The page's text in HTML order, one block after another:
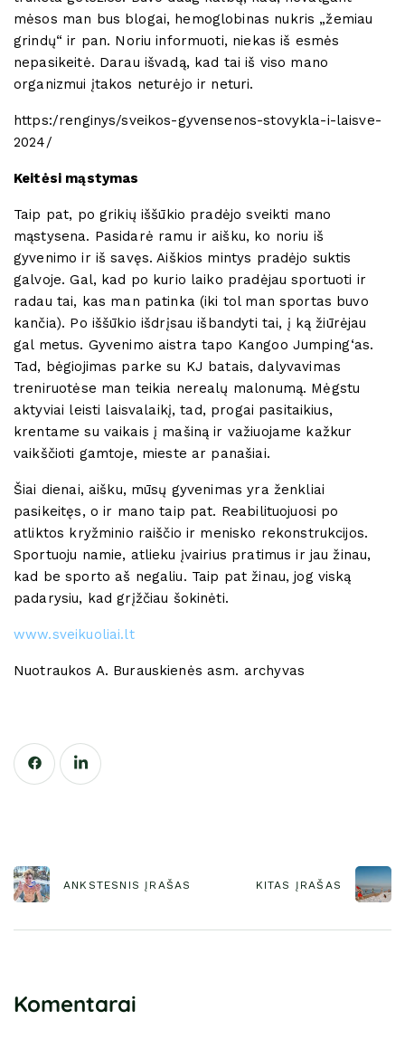
mėsos man bus blogai, hemoglobinas nukris „žemiau
grindų“ ir pan. Noriu informuoti, niekas iš esmės
nepasikeitė. Darau išvadą, kad tai iš viso mano
organizmui įtakos neturėjo ir neturi.
https:/renginys/sveikos-gyvensenos-stovykla-i-laisve-
2024/
Keitėsi mąstymas
Taip pat, po grikių iššūkio pradėjo sveikti mano
mąstysena. Pasidarė ramu ir aišku, ko noriu iš
gyvenimo ir iš savęs. Aiškios mintys pradėjo suktis
galvoje. Gal, kad po kurio laiko pradėjau sportuoti ir
radau tai, kas man patinka (iki tol man sportas buvo
kančia). Po iššūkio išdrįsau išbandyti tai, į ką žiūrėjau
gal metus. Gyvenimo aistra tapo Kangoo Jumping‘as.
Tad, bėgiojimas parke su KJ batais, dalyvavimas
treniruotėse man teikia nerealų malonumą. Mėgstu
aktyviai leisti laisvalaikį, tad, progai pasitaikius,
krentame su vaikais į mašiną ir važiuojame kažkur
vaikščioti gamtoje, mieste ar panašiai.
Šiai dienai, aišku, mūsų gyvenimas yra ženkliai
pasikeitęs, o ir mano taip pat. Reabilituojuosi po
atliktos kryžminio raiščio ir menisko rekonstrukcijos.
Sportuoju namie, atlieku įvairius pratimus ir jau žinau,
kad be sporto aš negaliu. Taip pat žinau, jog viską
padarysiu, kad grįžčiau šokinėti.
www.sveikuoliai.lt
Nuotraukos A. Burauskienės asm. archyvas
ANKSTESNIS ĮRAŠAS KITAS ĮRAŠAS
Komentarai